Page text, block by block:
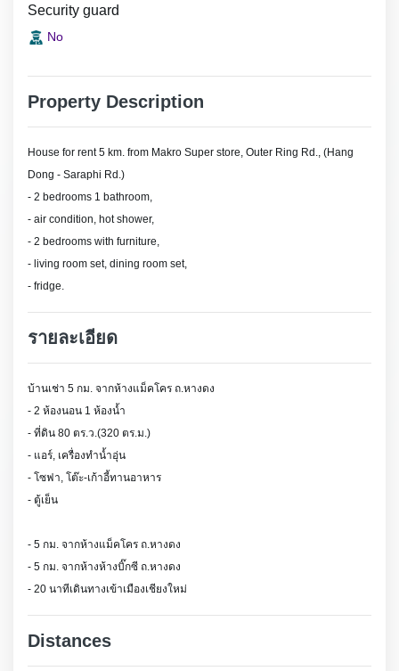
Security guard
No
Property Description
House for rent 5 km. from Makro Super store, Outer Ring Rd., (Hang
Dong - Saraphi Rd.)
- 2 bedrooms 1 bathroom,
- air condition, hot shower,
- 2 bedrooms with furniture,
- living room set, dining room set,
- fridge.
รายละเอียด
บ้านเช่า 5 กม. จากห้างแม็คโคร ถ.หางดง
- 2 ห้องนอน 1 ห้องน้ำ
- ที่ดิน 80 ตร.ว.(320 ตร.ม.)
- แอร์, เครื่องทำน้ำอุ่น
- โซฟา, โต๊ะ-เก้าอี้ทานอาหาร
- ตู้เย็น
- 5 กม. จากห้างแม็คโคร ถ.หางดง
- 5 กม. จากห้างห้างบิ๊กซี ถ.หางดง
- 20 นาทีเดินทางเข้าเมืองเชียงใหม่
Distances